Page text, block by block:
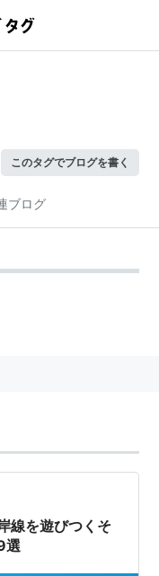
このタグでブログを書く
ブログ
線を遊びつくそ
選